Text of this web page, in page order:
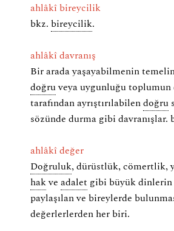
ahlâkî bireycilik
bkz. bireycilik.
ahlâkî davranış
Bir arada yaşayabilmenin
doğruveya uygunluğu toplumun
tarafından ayrıştırılabilendoğru
sözünde durma gibi davranışlar.
ahlâkî değer
Doğruluk, dürüstlük, cömertlik,
hakve adalet gibi büyük dinlerin
paylaşılan ve bireylerde
değerlerlerden her biri.